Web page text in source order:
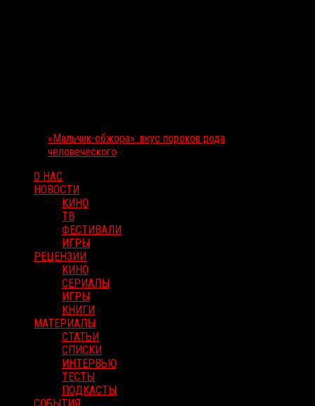
«Мальчик-обжора»: вкус пороков рода
человеческого
О НАС
НОВОСТИ
КИНО
ТВ
ФЕСТИВАЛИ
ИГРЫ
РЕЦЕНЗИИ
КИНО
СЕРИАЛЫ
ИГРЫ
КНИГИ
МАТЕРИАЛЫ
СТАТЬИ
СПИСКИ
ИНТЕРВЬЮ
ТЕСТЫ
ПОДКАСТЫ
СОБЫТИЯ